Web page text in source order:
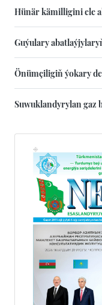
Hünär kämilligini ele
Guýulary
Önümçiligiň ýokary
Suwuklandyrylan gaz